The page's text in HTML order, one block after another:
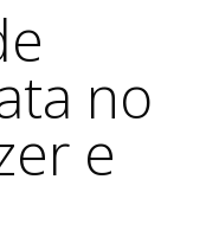
no
e